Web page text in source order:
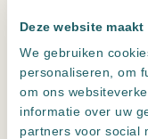
Deze website
We gebruiken
personaliseren, om
om ons
informatie over uw
partners voor social
Wastafel